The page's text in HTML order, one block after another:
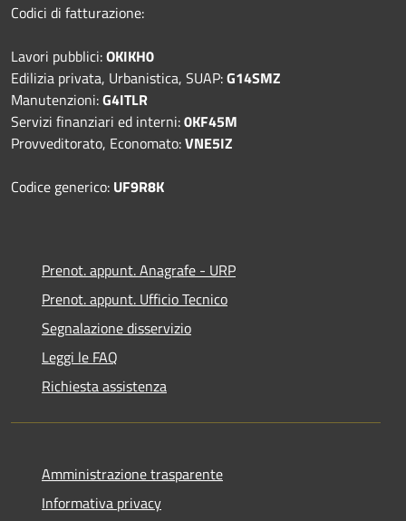
Codici di fatturazione:
Lavori pubblici:OKIKH0
Edilizia privata, Urbanistica, SUAP:G14SMZ
Manutenzioni:G4ITLR
Servizi finanziari ed interni:0KF45M
Provveditorato, Economato:VNE5IZ
Codice generico: UF9R8K
Prenot. appunt. Anagrafe - URP
Prenot. appunt. Ufficio Tecnico
Segnalazione disservizio
Leggi le FAQ
Richiesta assistenza
Amministrazione trasparente
Informativa privacy